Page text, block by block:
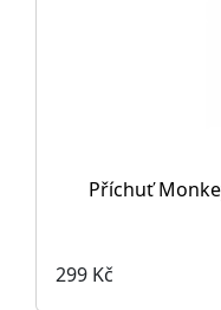
Příchuť
299 Kč